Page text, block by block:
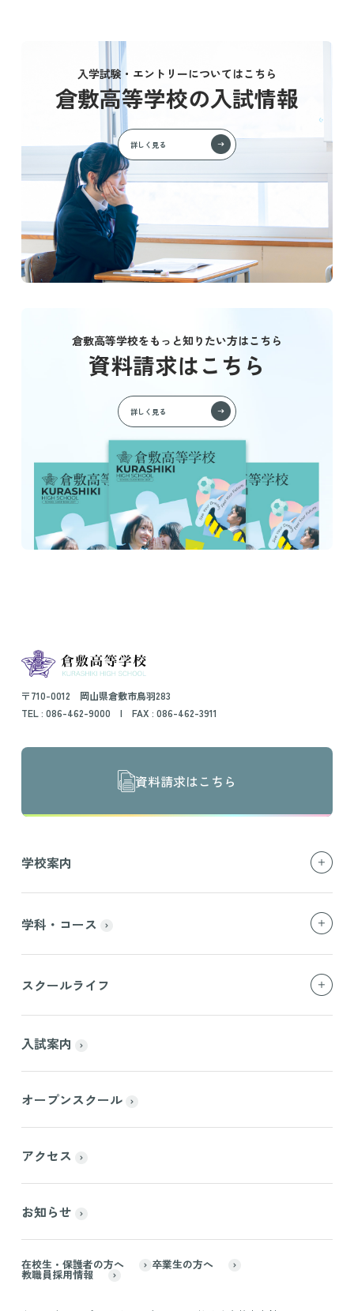
入学試験・エントリーについてはこちら
倉敷高等学校の入試情報
詳しく見る
倉敷高等学校をもっと知りたい方はこちら
資料請求はこちら
詳しく見る
〒710-0012 岡山県倉敷市鳥羽283
TEL : 086-462-9000 | FAX : 086-462-3911
資料請求はこちら
学校案内
学科・コース
スクールライフ
入試案内
オープンスクール
アクセス
お知らせ
在校生・保護者の方へ 卒業生の方へ
教職員採用情報